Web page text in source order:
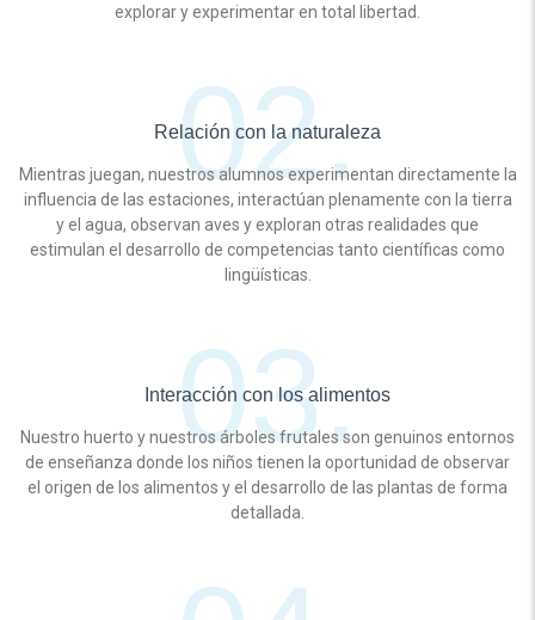
explorar y experimentar en total libertad.
Relación con la naturaleza
Mientras juegan, nuestros alumnos experimentan directamente la
influencia de las estaciones, interactúan plenamente con la tierra
y el agua, observan aves y exploran otras realidades que
estimulan el desarrollo de competencias tanto científicas como
lingüísticas.
Interacción con los alimentos
Nuestro huerto y nuestros árboles frutales son genuinos entornos
de enseñanza donde los niños tienen la oportunidad de observar
el origen de los alimentos y el desarrollo de las plantas de forma
detallada.